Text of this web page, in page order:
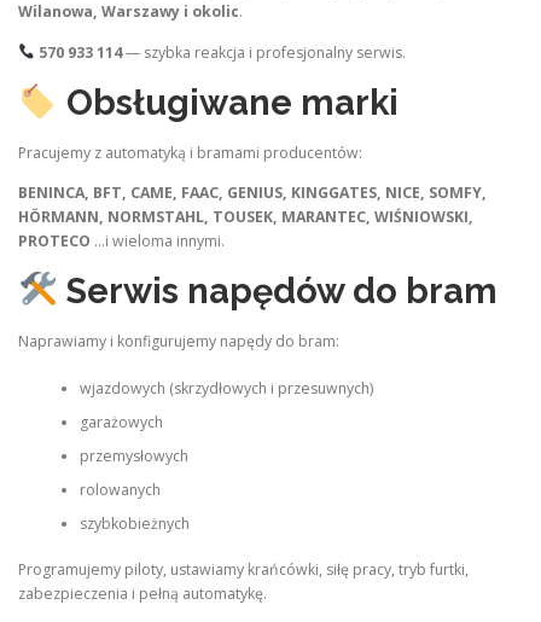
Wilanowa, Warszawy i okolic.
570 933 114— szybka reakcja i profesjonalny serwis.
Obsługiwane marki
Pracujemy z automatyką i bramami producentów:
BENINCA, BFT, CAME, FAAC, GENIUS, KINGGATES, NICE, SOMFY,
HÖRMANN, NORMSTAHL, TOUSEK, MARANTEC, WIŚNIOWSKI,
PROTECO …i wieloma innymi.
Serwis napędów do bram
Naprawiamy i konfigurujemy napędy do bram:
wjazdowych (skrzydłowych i przesuwnych)
garażowych
przemysłowych
rolowanych
szybkobieżnych
Programujemy piloty, ustawiamy krańcówki, siłę pracy, tryb furtki,
zabezpieczenia i pełną automatykę.